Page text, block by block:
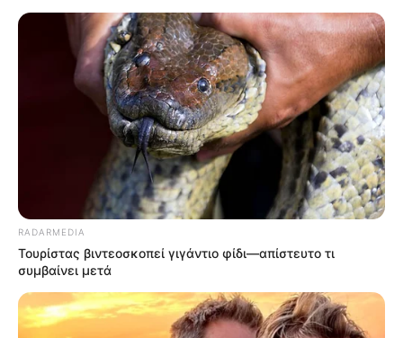
RADARMEDIA
Τουρίστας βιντεοσκοπεί γιγάντιο φίδι—απίστευτο τι
συμβαίνει μετά